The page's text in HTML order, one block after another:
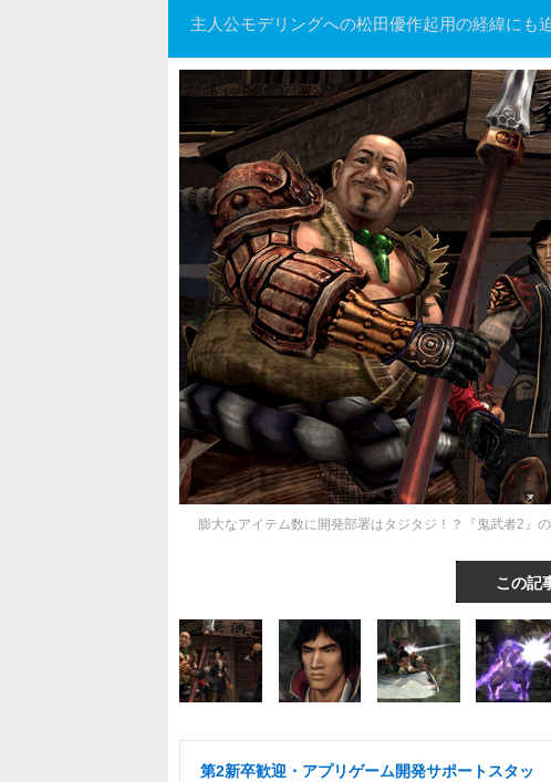
主人公モデリングへの松田優作起用の経緯にも
膨大なアイテム数に開発部署はタジタジ！？『鬼武者2』
この記
第2新卒歓迎・アプリゲーム開発サポートスタッ